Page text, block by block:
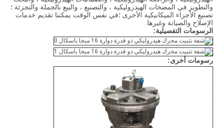
والتطوير في المضخات الهيدروليكية ، والتصنيع ، والبيع بالجملة والتجزئة ؛
تصنيع الأجزاء الميكانيكية الأخرى ؛في نفس الوقت يمكننا تقديم خدمات
الإصلاح والصيانة وغيرها.
الرسومات التفصيلية:
رسومات أخرى: